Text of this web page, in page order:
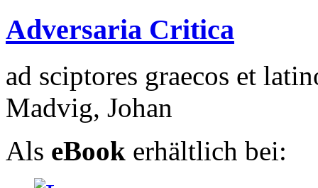
Adversaria Critica
ad sciptores graecos et
Madvig, Johan
Als eBook erhältlich bei: